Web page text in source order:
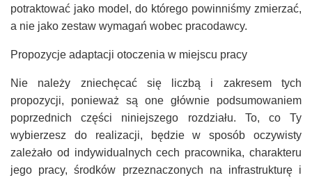
potraktować jako model, do którego powinniśmy zmierzać,
a nie jako zestaw wymagań wobec pracodawcy.
Propozycje adaptacji otoczenia w miejscu pracy
Nie należy zniechęcać się liczbą i zakresem tych
propozycji, ponieważ są one głównie podsumowaniem
poprzednich części niniejszego rozdziału. To, co Ty
wybierzesz do realizacji, będzie w sposób oczywisty
zależało od indywidualnych cech pracownika, charakteru
jego pracy, środków przeznaczonych na infrastrukturę i